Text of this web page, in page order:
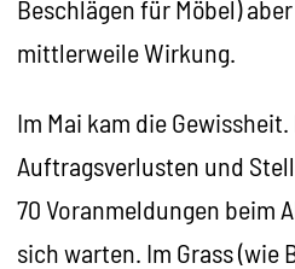
Beschlägen für Möbel)
mittlerweile Wirkung.
Im Mai kam die
Auftragsverlusten und
70 Voranmeldungen beim
sich warten. Im Grass